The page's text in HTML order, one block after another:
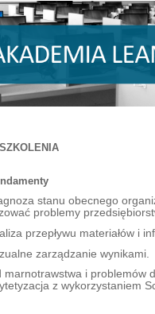
stanu obecnego
problemy
przepływu materiałów i
zarządzanie wynikami.
i problemów
z wykorzystaniem